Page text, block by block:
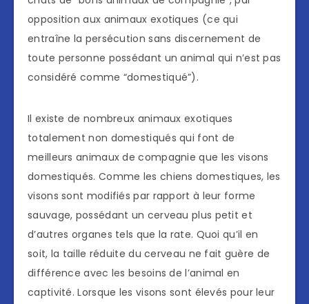
opposition aux animaux exotiques (ce qui
entraîne la persécution sans discernement de
toute personne possédant un animal qui n’est pas
considéré comme “domestiqué”).
Il existe de nombreux animaux exotiques
totalement non domestiqués qui font de
meilleurs animaux de compagnie que les visons
domestiqués. Comme les chiens domestiques, les
visons sont modifiés par rapport à leur forme
sauvage, possédant un cerveau plus petit et
d’autres organes tels que la rate. Quoi qu’il en
soit, la taille réduite du cerveau ne fait guère de
différence avec les besoins de l’animal en
captivité. Lorsque les visons sont élevés pour leur